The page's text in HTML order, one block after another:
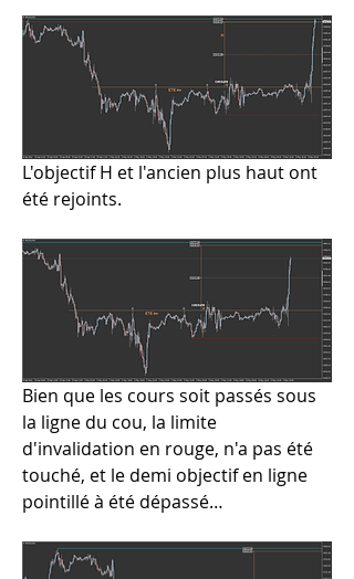
L'objectif H et l'ancien plus haut ont
été rejoints.
Bien que les cours soit passés sous
la ligne du cou, la limite
d'invalidation en rouge, n'a pas été
touché, et le demi objectif en ligne
pointillé à été dépassé…